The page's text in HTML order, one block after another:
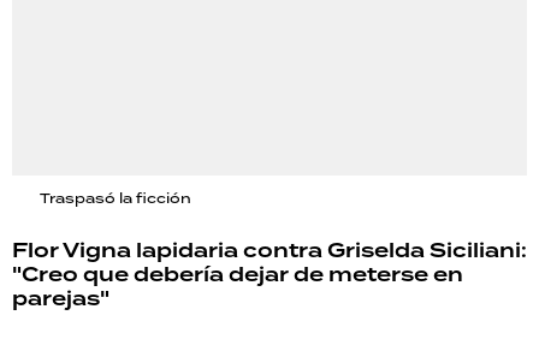
Traspasó la ficción
Flor Vigna lapidaria contra Griselda Siciliani:
"Creo que debería dejar de meterse en
parejas"